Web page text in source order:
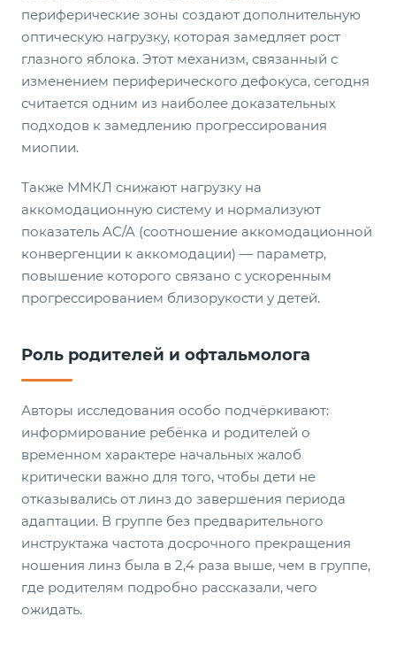
периферические зоны создают дополнительную
оптическую нагрузку, которая замедляет рост
глазного яблока. Этот механизм, связанный с
изменением периферического дефокуса, сегодня
считается одним из наиболее доказательных
подходов к замедлению прогрессирования
миопии.
Также ММКЛ снижают нагрузку на
аккомодационную систему и нормализуют
показатель AC/A (соотношение аккомодационной
конвергенции к аккомодации) — параметр,
повышение которого связано с ускоренным
прогрессированием близорукости у детей.
Роль родителей и офтальмолога
Авторы исследования особо подчёркивают:
информирование ребёнка и родителей о
временном характере начальных жалоб
критически важно для того, чтобы дети не
отказывались от линз до завершения периода
адаптации. В группе без предварительного
инструктажа частота досрочного прекращения
ношения линз была в 2,4 раза выше, чем в группе,
где родителям подробно рассказали, чего
ожидать.